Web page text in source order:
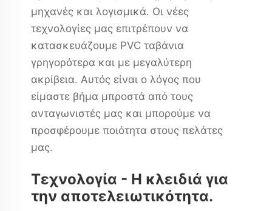
μηχανές και λογισμικά. Οι νέες
τεχνολογίες μας επιτρέπουν να
κατασκευάζουμε PVC ταβάνια
γρηγορότερα και με μεγαλύτερη
ακρίβεια. Αυτός είναι ο λόγος που
είμαστε βήμα μπροστά από τους
ανταγωνιστές μας και μπορούμε να
προσφέρουμε ποιότητα στους πελάτες
μας.
Τεχνολογία - Η κλειδιά για
την αποτελειωτικότητα.